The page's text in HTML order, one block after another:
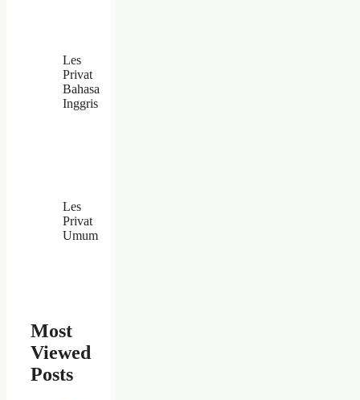
Les
Privat
Bahasa
Inggris
Les
Privat
Umum
Most
Viewed
Posts